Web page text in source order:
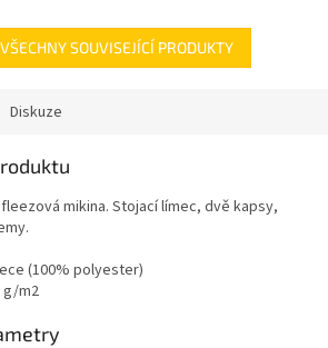
SOUVISEJÍCÍ PRODUKTY
Diskuze
mikina. Stojací límec, dvě kapsy,
(100% polyester)
g/m2